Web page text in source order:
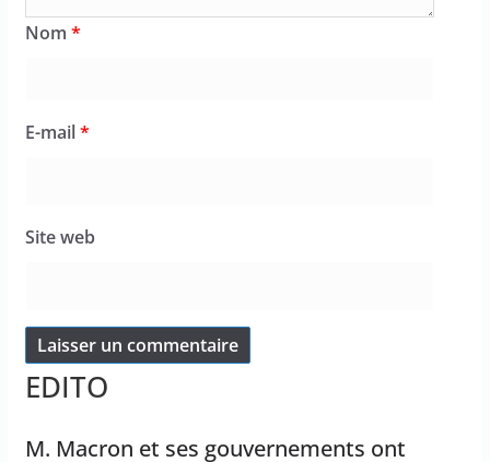
Nom *
E-mail*
Site web
EDITO
M. Macron et ses gouvernements ont